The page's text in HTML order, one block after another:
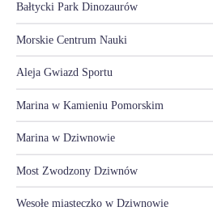
Bałtycki Park Dinozaurów
Morskie Centrum Nauki
Aleja Gwiazd Sportu
Marina w Kamieniu Pomorskim
Marina w Dziwnowie
Most Zwodzony Dziwnów
Wesołe miasteczko w Dziwnowie